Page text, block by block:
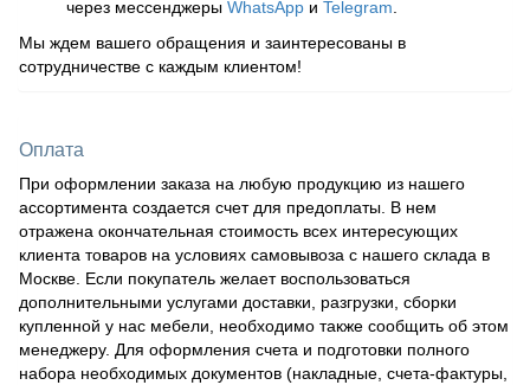
через мессенджеры WhatsApp и Telegram
Мы ждем вашего обращения и заинтересованы в
сотрудничестве с каждым клиентом!
Оплата
При оформлении заказа на любую продукцию из нашего
ассортимента создается счет для предоплаты. В нем
отражена окончательная стоимость всех интересующих
клиента товаров на условиях самовывоза с нашего склада в
Москве. Если покупатель желает воспользоваться
дополнительными услугами доставки, разгрузки, сборки
купленной у нас мебели, необходимо также сообщить об этом
менеджеру. Для оформления счета и подготовки полного
набора необходимых документов (накладные, счета-фактуры,